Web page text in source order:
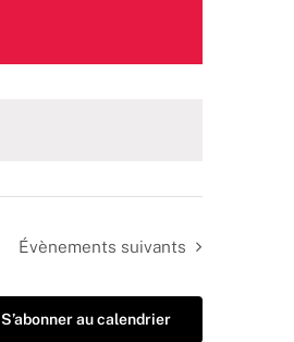
Évènements suivants
S’abonner au calendrier